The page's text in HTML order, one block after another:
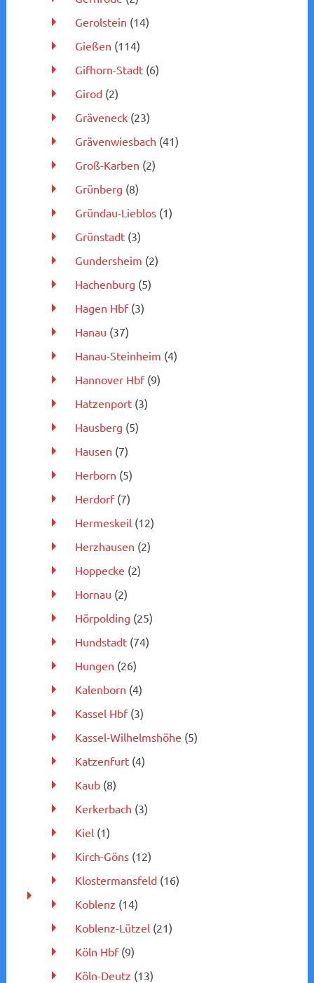
Gerolstein (14)
Gießen (114)
Gifhorn-Stadt(6)
Girod(2)
Gräveneck(23)
Grävenwiesbach (41)
Groß-Karben (2)
Grünberg (8)
Gründau-Lieblos(1)
Grünstadt(3)
Gundersheim (2)
Hachenburg (5)
Hagen Hbf(3)
Hanau (37)
Hanau-Steinheim (4)
Hannover Hbf(9)
Hatzenport(3)
Hausberg (5)
Hausen (7)
Herborn (5)
Herdorf(7)
Hermeskeil (12)
Herzhausen (2)
Hoppecke (2)
Hornau (2)
Hörpolding (25)
Hundstadt(74)
Hungen (26)
Kalenborn (4)
Kassel Hbf(3)
Kassel-Wilhelmshöhe (5)
Katzenfurt(4)
Kaub(8)
Kerkerbach (3)
Kiel (1)
Kirch-Göns(12)
Klostermansfeld(16)
Koblenz (14)
Koblenz-Lützel (21)
Köln Hbf(9)
Köln-Deutz (13)